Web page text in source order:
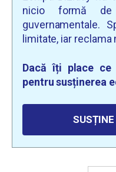
nicio formă de
guvernamentale.
limitate, iar reclama
Dacă îți place
pentru susținerea